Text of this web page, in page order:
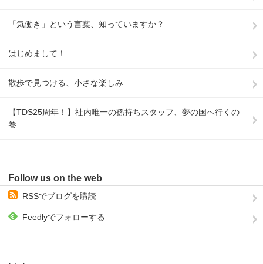
「気働き」という言葉、知っていますか？
はじめまして！
散歩で見つける、小さな楽しみ
【TDS25周年！】社内唯一の孫持ちスタッフ、夢の国へ行くの
巻
Follow us on the web
RSSでブログを購読
Feedlyでフォローする